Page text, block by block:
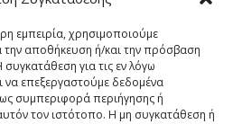
εμπειρία, χρησιμοποιούμε
την αποθήκευση ή/και την πρόσβαση
για τις εν λόγω
να επεξεργαστούμε δεδομένα
συμπεριφορά περιήγησης ή
τον ιστότοπο. Η μη συγκατάθεση ή